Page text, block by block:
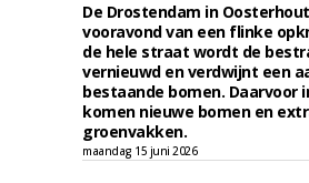
De Drostendam in
vooravond van een flinke
de hele straat wordt de
vernieuwd en verdwijnt een
bestaande bomen. Daarvoor
komen nieuwe bomen en
groenvakken.
maandag 15 juni 2026